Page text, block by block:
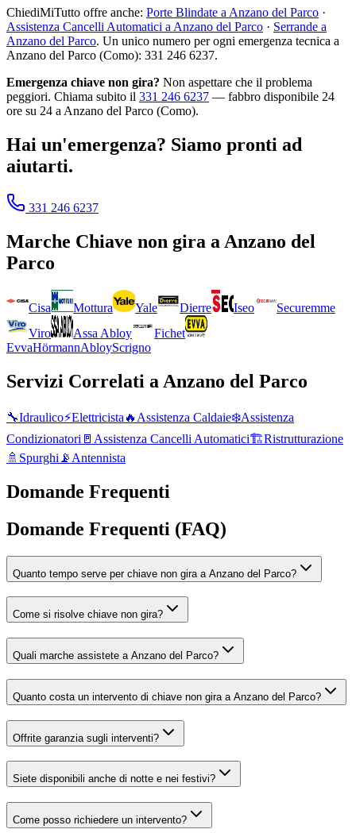
ChiediMiTutto offre anche: Porte Blindate a Anzano del Parco ·
Assistenza Cancelli Automatici a Anzano del Parco · Serrande a
Anzano del Parco. Un unico numero per ogni emergenza tecnica a
Anzano del Parco (Como): 331 246 6237.
Emergenza chiave non gira? Non aspettare che il problema
peggiori. Chiama subito il 331 246 6237 — fabbro disponibile 24
ore su 24 a Anzano del Parco (Como).
Hai un'emergenza? Siamo pronti ad
aiutarti.
331 246 6237
Marche Chiave non gira a Anzano del
Parco
Cisa Mottura Yale Dierre Iseo
Securemme
Viro
Assa Abloy
Fichet
EvvaHörmannAbloyScrigno
Servizi Correlati a Anzano del Parco
🔧Idraulico⚡Elettricista 🔥 Assistenza Caldaie❄️Assistenza
Condizionatori 🚪 Assistenza Cancelli Automatici🏗️Ristrutturazione
🚿 Spurghi 📡 Antennista
Domande Frequenti
Domande Frequenti (FAQ)
Quanto tempo serve per chiave non gira a Anzano del Parco?
Come si risolve chiave non gira?
Quali marche assistete a Anzano del Parco?
Quanto costa un intervento di chiave non gira a Anzano del Parco?
Offrite garanzia sugli interventi?
Siete disponibili anche di notte e nei festivi?
Come posso richiedere un intervento?